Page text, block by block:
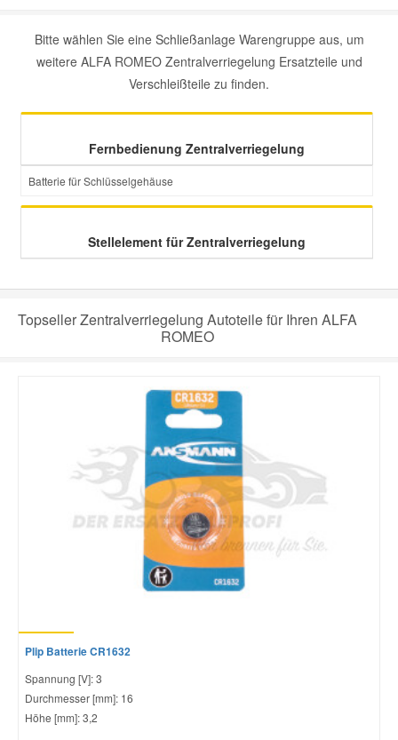
Bitte wählen Sie eine Schließanlage Warengruppe aus, um
weitere ALFA ROMEO Zentralverriegelung Ersatzteile und
Verschleißteile zu finden.
Fernbedienung Zentralverriegelung
Batterie für Schlüsselgehäuse
Stellelement für Zentralverriegelung
Topseller Zentralverriegelung Autoteile für Ihren ALFA
ROMEO
Plip Batterie CR1632
Spannung [V]: 3
Durchmesser [mm]: 16
Höhe [mm]: 3,2